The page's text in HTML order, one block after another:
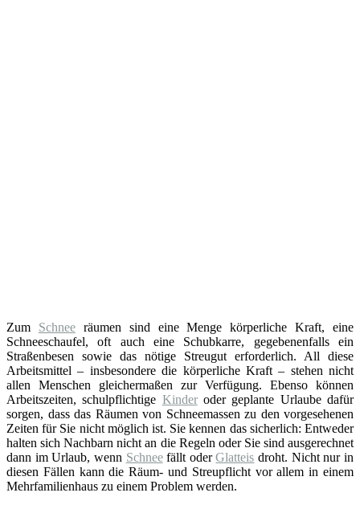
Zum Schneeräumen sind eine Menge körperliche Kraft, eine
Schneeschaufel, oft auch eine Schubkarre, gegebenenfalls ein
Straßenbesen sowie das nötige Streugut erforderlich. All diese
Arbeitsmittel – insbesondere die körperliche Kraft – stehen nicht
allen Menschen gleichermaßen zur Verfügung. Ebenso können
Arbeitszeiten, schulpflichtige Kinderoder geplante Urlaube dafür
sorgen, dass das Räumen von Schneemassen zu den vorgesehenen
Zeiten für Sie nicht möglich ist. Sie kennen das sicherlich: Entweder
halten sich Nachbarn nicht an die Regeln oder Sie sind ausgerechnet
dann im Urlaub, wenn Schneefällt oderGlatteis droht. Nicht nur in
diesen Fällen kann die Räum- und Streupflicht vor allem in einem
Mehrfamilienhaus zu einem Problem werden.